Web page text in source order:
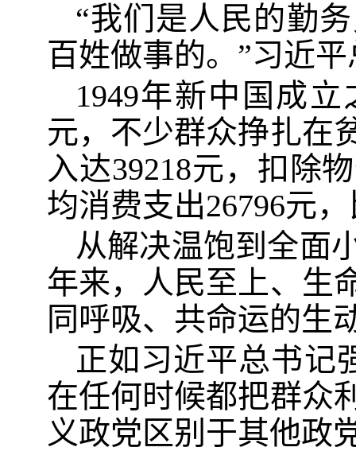
“我们是人民的勤
百姓做事的。”习近
1949年新中国成
元，不少群众挣扎在
入达39218元，扣除
均消费支出26796元
从解决温饱到全面
年来，人民至上、生
同呼吸、共命运的生
正如习近平总书记
在任何时候都把群众
义政党区别于其他政